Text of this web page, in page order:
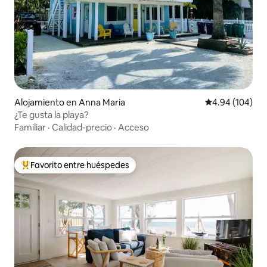
Alojamiento en Anna Maria Calificación
4.94 (104)
¿Te gusta la playa?
Familiar · Calidad-precio · Acceso
Favorito entre huéspedes preferido
Favorito entre huéspedes